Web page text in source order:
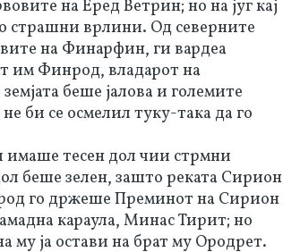
на Еред Ветрин; но на југ кaj
страшни врлини. Од северните
на Финарфин, ги вардеа
им Финрод, владарот на
беше јалова и големите
би се осмелил туку-така да го
тесен дол чии стрмни
беше зелен, зашто реката Сирион
го држеше Преминот на Сирион
караула, Минас Тирит; но
му ја остави на брат му Ородрет.